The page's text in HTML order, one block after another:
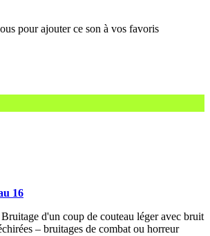
16
d'un coup de couteau léger avec bruit
– bruitages de combat ou horreur